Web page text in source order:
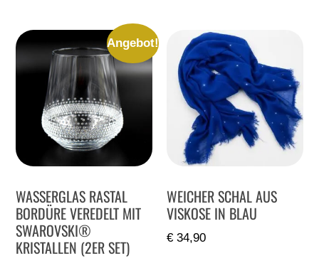
Angebot!
WASSERGLAS RASTAL
BORDÜRE VEREDELT MIT
SWAROVSKI®
KRISTALLEN (2ER SET)
WEICHER SCHAL AUS
VISKOSE IN BLAU
€ 34,90